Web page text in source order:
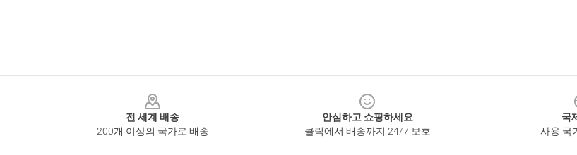
전 세계 배송
200개 이상의 국가로 배송
안심하고 쇼핑하세요
클릭에서 배송까지 24/7 보호
국
사용 국